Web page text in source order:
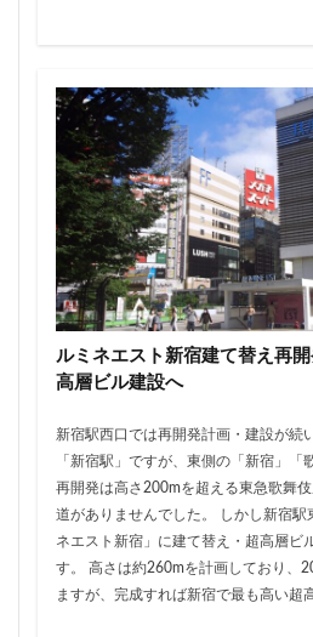
ルミネエスト新宿建て替え再
高層ビル建設へ
新宿駅西口では再開発計画・建設が続
「新宿駅」ですが、東側の「新宿」「
再開発は高さ200mを超える東急歌舞
道がありませんでした。 しかし新宿駅
ネエスト新宿」に建て替え・超高層ビ
す。 高さは約260mを計画しており、
ますが、完成すれば新宿で最も高い超
中央区 中央線 中央自動
中川 中川運河 中日ビル
中野サンプラザ 中野区
丸の内 丸の内TOEI 丸の
久屋大通 久屋大通公園
亀有 五反田 五反田駅
交通 京急 京急大師線
京成松戸線 京成立石 京
京橋 京浜東北線
代々木 代々木公園 代官
伊勢原駅 伏見 住友不動
八重洲 公園 六本木
六本木七丁目 六町 再整